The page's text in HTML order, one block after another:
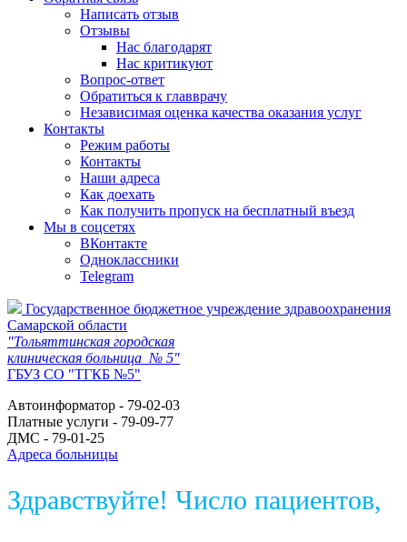
Написать отзыв
Отзывы
Нас благодарят
Нас критикуют
Вопрос-ответ
Обратиться к главврачу
Независимая оценка качества оказания услуг
Контакты
Режим работы
Контакты
Наши адреса
Как доехать
Как получить пропуск на бесплатный въезд
Мы в соцсетях
ВКонтакте
Одноклассники
Telegram
Государственное бюджетное учреждение здравоохранения
Самарской области
"Тольяттинская городская
клиническая больница № 5"
ГБУЗ СО "ТГКБ №5"
Автоинформатор - 79-02-03
Платные услуги - 79-09-77
ДМС - 79-01-25
Адреса больницы
Здравствуйте! Число пациентов,